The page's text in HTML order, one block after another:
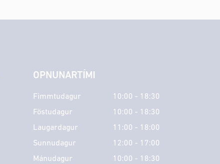
OPNUNARTÍMI
Fimmtudagur
10:00 - 18:30
Föstudagur
10:00 - 18:30
Laugardagur
11:00 - 18:00
Sunnudagur
12:00 - 17:00
Mánudagur
10:00 - 18:30